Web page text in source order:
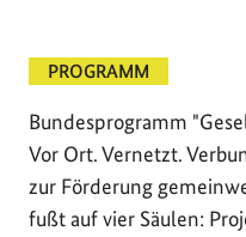
PROGRAMM
Bundesprogramm
Vor Ort. Vernetzt.
zur Förderung
fußt auf vier Säulen: